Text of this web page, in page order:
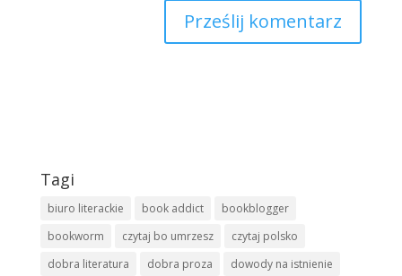
Tagi
biuro literackie book addict
bookblogger
bookworm
czytaj bo umrzesz
czytaj polsko
dobra literatura
dobra proza
dowody na istnienie